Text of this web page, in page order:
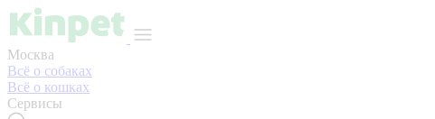
Москва
Всё о собаках
Всё о кошках
Сервисы